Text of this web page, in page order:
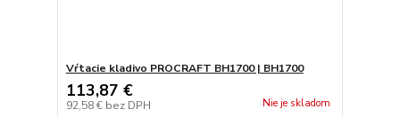
Vŕtacie kladivo PROCRAFT BH1700 | BH1700
113,87 €
92,58 € bez DPH Nie je skladom